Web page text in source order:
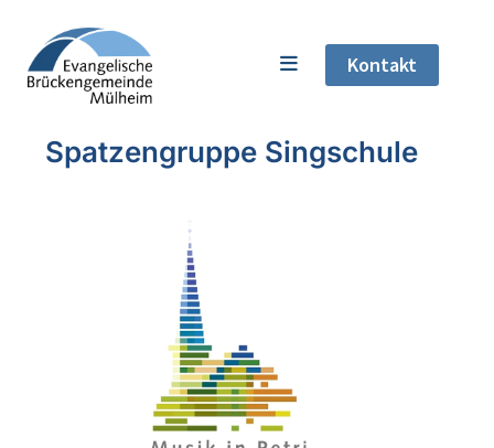
Kontakt
Spatzengruppe Singschule